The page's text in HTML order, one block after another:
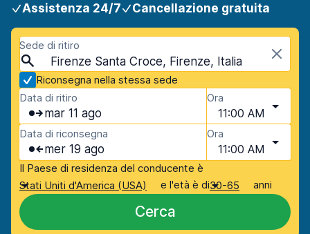
Assistenza 24/7 Cancellazione gratuita
Sede di ritiro
Firenze Santa Croce, Firenze, Italia
Riconsegna nella stessa sede
Data di ritiro
mar 11 ago
Ora
11:00 AM
Data di riconsegna
mer 19 ago
Ora
11:00 AM
Il Paese di residenza del conducente è
Stati Uniti d'America (USA)
e l'età è di30-65 anni
Cerca